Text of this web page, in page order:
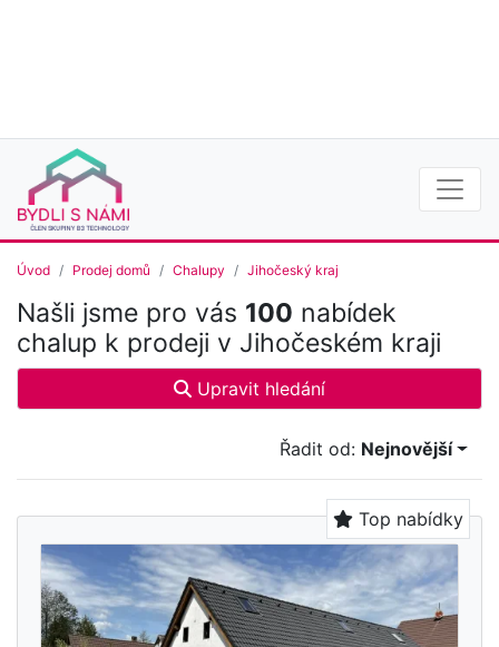
Úvod Prodej domů Chalupy Jihočeský kraj
Našli jsme pro vás 100 nabídek
chalup k prodeji v Jihočeském kraji
Upravit hledání
Řadit od: Nejnovější
Top nabídky